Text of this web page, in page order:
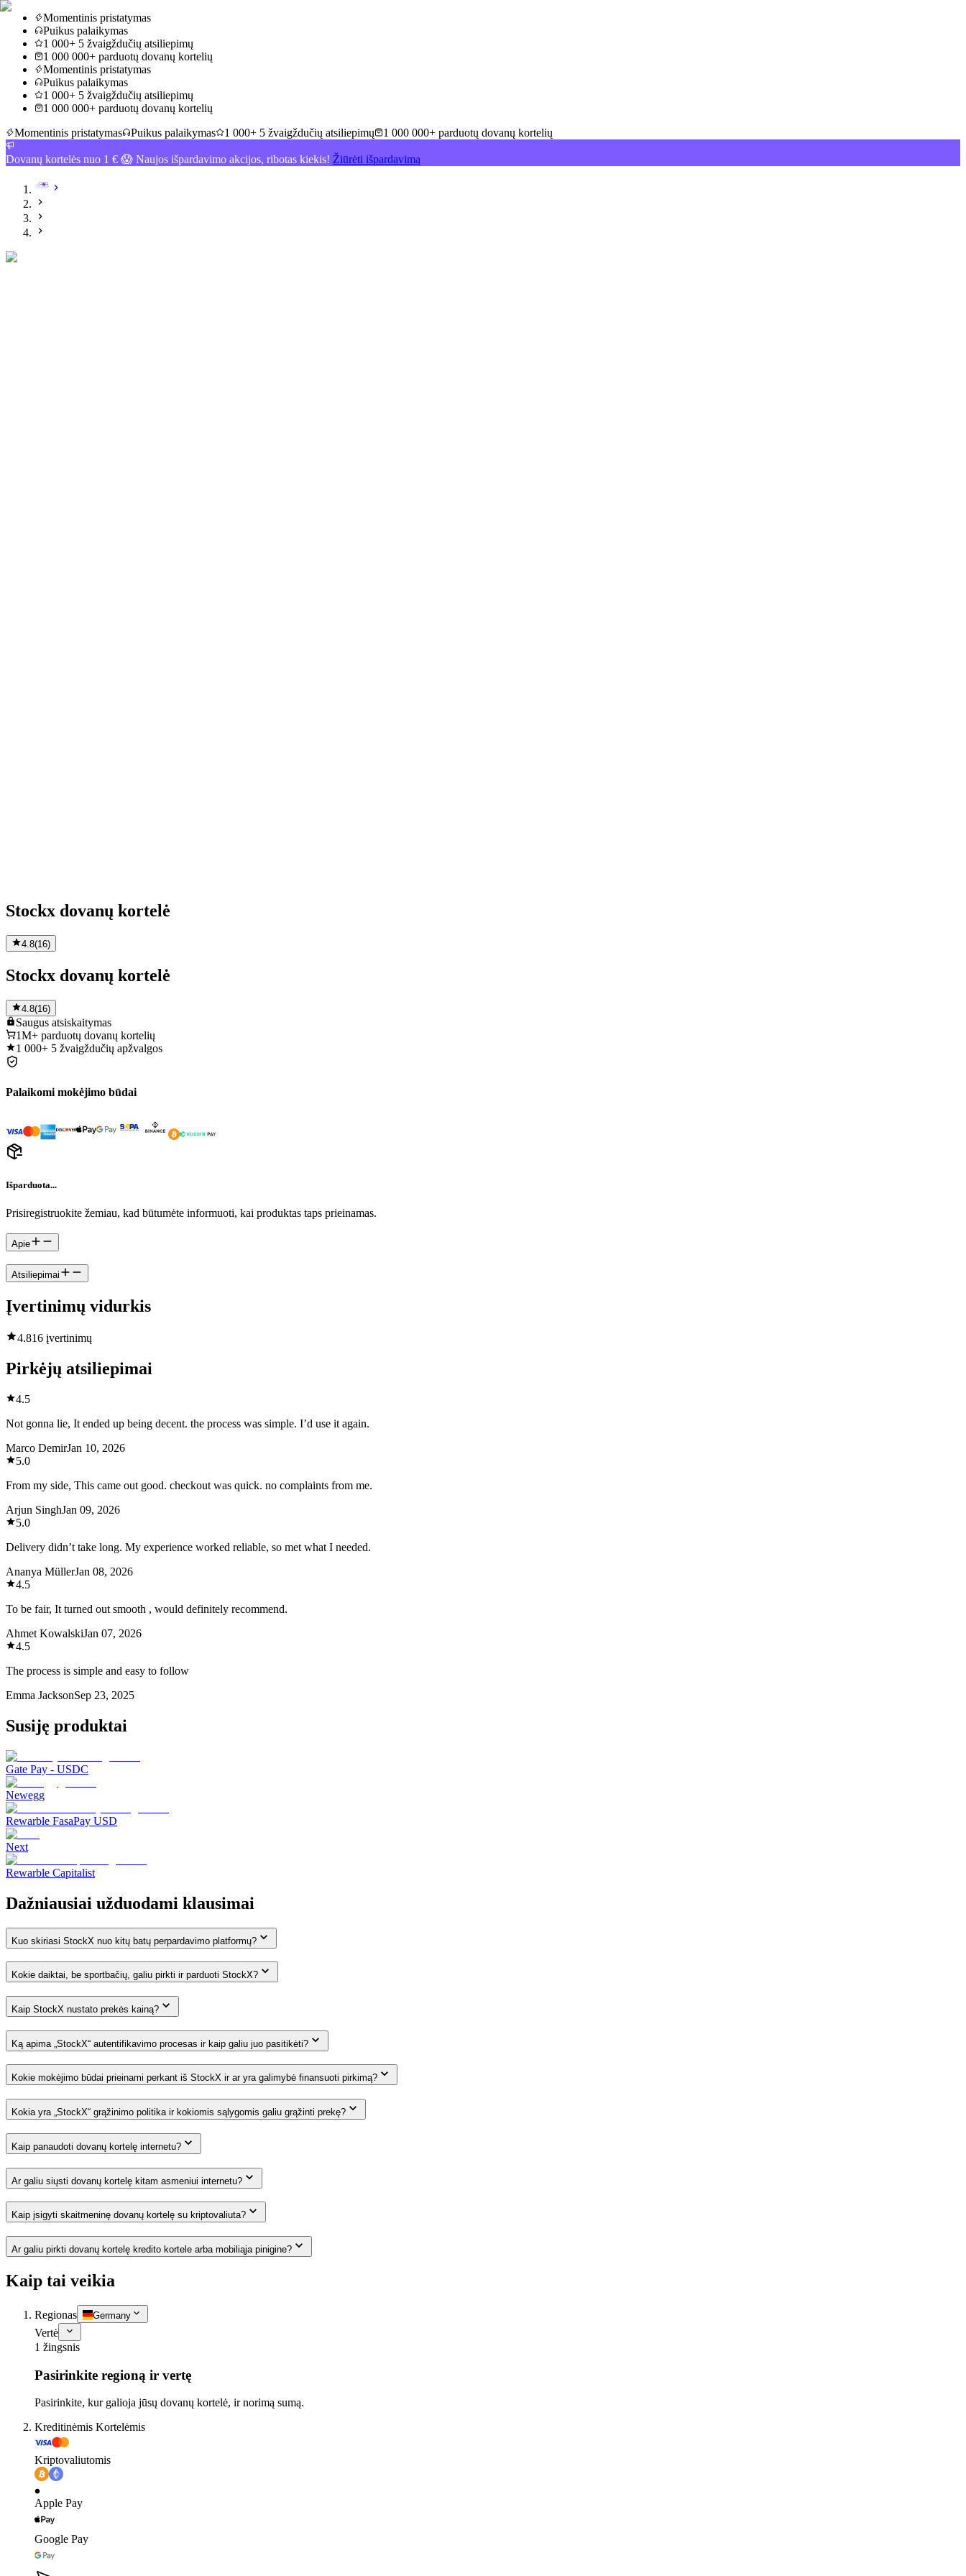
Momentinis pristatymas
Puikus palaikymas
1 000+ 5 žvaigždučių atsiliepimų
1 000 000+ parduotų dovanų kortelių
Momentinis pristatymas
Puikus palaikymas
1 000+ 5 žvaigždučių atsiliepimų
1 000 000+ parduotų dovanų kortelių
Momentinis pristatymas
Puikus palaikymas 1 000+ 5 žvaigždučių atsiliepimų 1 000 000+ parduotų dovanų kortelių
Dovanų kortelės nuo 1 € 😱 Naujos išpardavimo akcijos, ribotas kiekis! Žiūrėti išpardavimą
Stockx dovanų kortelė
4.8(16)
Stockx dovanų kortelė
4.8(16)
Saugus atsiskaitymas
1M+ parduotų dovanų kortelių
1 000+ 5 žvaigždučių apžvalgos
Palaikomi mokėjimo būdai
Išparduota...
Prisiregistruokite žemiau, kad būtumėte informuoti, kai produktas taps prieinamas.
Apie
Atsiliepimai
Įvertinimų vidurkis
4.816 įvertinimų
Pirkėjų atsiliepimai
4.5
Not gonna lie, It ended up being decent. the process was simple. I’d use it again.
Marco DemirJan 10, 2026
5.0
From my side, This came out good. checkout was quick. no complaints from me.
Arjun SinghJan 09, 2026
5.0
Delivery didn’t take long. My experience worked reliable, so met what I needed.
Ananya MüllerJan 08, 2026
4.5
To be fair, It turned out smooth , would definitely recommend.
Ahmet KowalskiJan 07, 2026
4.5
The process is simple and easy to follow
Emma JacksonSep 23, 2025
Susiję produktai
Gate Pay - USDC
Newegg
Rewarble FasaPay USD
Next
Rewarble Capitalist
Dažniausiai užduodami klausimai
Kuo skiriasi StockX nuo kitų batų perpardavimo platformų?
Kokie daiktai, be sportbačių, galiu pirkti ir parduoti StockX?
Kaip StockX nustato prekės kainą?
Ką apima „StockX“ autentifikavimo procesas ir kaip galiu juo pasitikėti?
Kokie mokėjimo būdai prieinami perkant iš StockX ir ar yra galimybė finansuoti pirkimą?
Kokia yra „StockX“ grąžinimo politika ir kokiomis sąlygomis galiu grąžinti prekę?
Kaip panaudoti dovanų kortelę internetu?
Ar galiu siųsti dovanų kortelę kitam asmeniui internetu?
Kaip įsigyti skaitmeninę dovanų kortelę su kriptovaliuta?
Ar galiu pirkti dovanų kortelę kredito kortele arba mobiliąja pinigine?
Kaip tai veikia
Regionas Germany
Vertė
1 žingsnis
Pasirinkite regioną ir vertę
Pasirinkite, kur galioja jūsų dovanų kortelė, ir norimą sumą.
Kreditinėmis Kortelėmis
Kriptovaliutomis
Apple Pay
Google Pay